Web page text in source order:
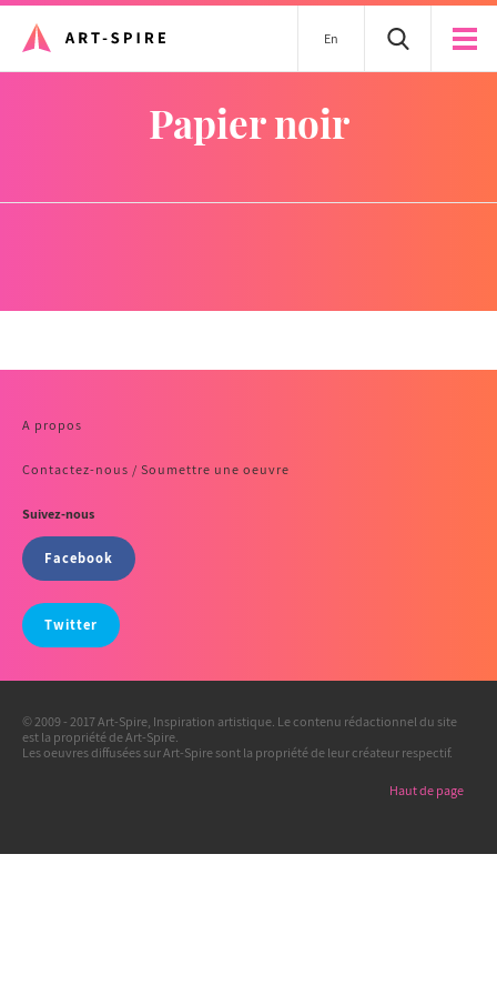
En
papier noir
A propos
Contactez-nous / Soumettre une oeuvre
Suivez-nous
Facebook
Twitter
© 2009 - 2017 Art-Spire, Inspiration artistique. Le contenu rédactionnel du site
est la propriété de Art-Spire.
Les oeuvres diffusées sur Art-Spire sont la propriété de leur créateur respectif.
Haut de page